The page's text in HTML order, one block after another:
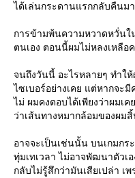
ได้เล่นกระดานแรกกลับคืนม
การข้ามพ้นความหวาดหวั่นใ
ตนเอง ตอนนี้ผมไม่หลงเหลือ
จนถึงวันนี้ อะไรหลายๆ ทำใ
ไซเบอร์อย่างเคย แต่หากจะ
ไม่ ผมคงตอบได้เพียงว่าผมเ
ว่าเส้นทางหมากล้อมของผม
อาจจะเป็นเช่นนั้น บนเกมกร
ทุ่มเทเวลา ไม่อาจพัฒนาตัวเ
กลับไม่รู้สึกว่ามันเสียเปล่า เ